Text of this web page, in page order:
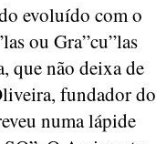
evoluído com o
ou Gra”cu”las
que não deixa de
fundador do
numa lápide